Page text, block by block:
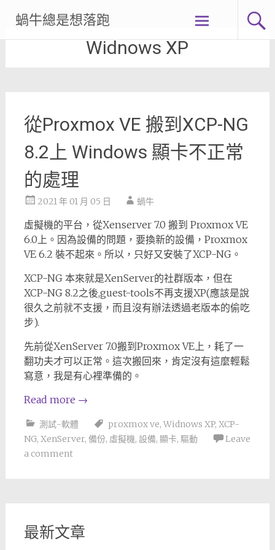
content
蝸牛總是想落跑
Widnows XP
從Proxmox VE 搬到XCP-NG
8.2上 Windows 顯卡不正常
的處理
2021 年 01 月 05 日 蝸牛
虛擬機的平台，從Xenserver 7.0 搬到 Proxmox VE
6.0上。因為設備的問題，要換新的設備，Proxmox
VE 6.2 裝不起來。所以，只好又安裝了XCP-NG。
XCP-NG 本來就是XenServer的社群版本，但在
XCP-NG 8.2之後,guest-tools不再支援XP(應該是說
很久之前就不支援，而且沒有辦法透過老版本的偷吃
步).
先前從XenServer 7.0搬到Proxmox VE上，耗了一
翻功夫才可以正常。這次搬回來，肯定沒有這麼輕鬆
寫意，我是有心裡準備的。
Read more →
測試-軟體 proxmox ve, Widnows XP, XCP-
NG, XenServer, 備份, 虛擬機, 設備, 顯卡, 驅動
Leave
a comment
最新文章